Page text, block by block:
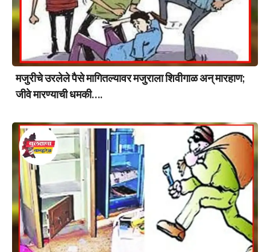
मजुरीचे उरलेले पैसे मागितल्यावर मजुराला शिवीगाळ अन् मारहाण;
जीवे मारण्याची धमकी….